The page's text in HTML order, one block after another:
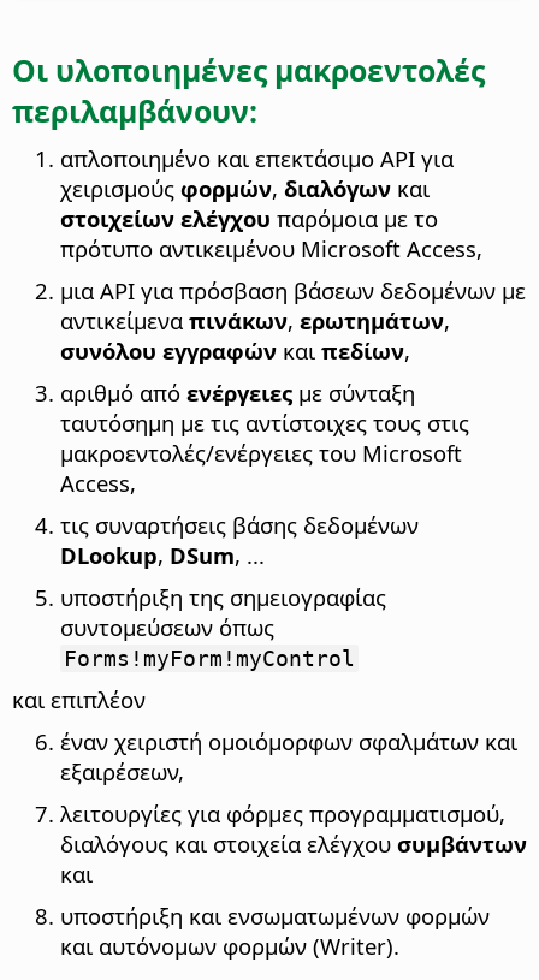
Οι υλοποιημένες μακροεντολές
περιλαμβάνουν:
απλοποιημένο και επεκτάσιμο API για
χειρισμούς φορμών, διαλόγων και
στοιχείων ελέγχου παρόμοια με το
πρότυπο αντικειμένου Microsoft Access,
μια API για πρόσβαση βάσεων δεδομένων με
αντικείμενα πινάκων, ερωτημάτων,
συνόλου εγγραφών και πεδίων,
αριθμό από ενέργειες με σύνταξη
ταυτόσημη με τις αντίστοιχες τους στις
μακροεντολές/ενέργειες του Microsoft
Access,
τις συναρτήσεις βάσης δεδομένων
DLookup, DSum, ...
υποστήριξη της σημειογραφίας
συντομεύσεων όπως
Forms!myForm!myControl
και επιπλέον
έναν χειριστή ομοιόμορφων σφαλμάτων και
εξαιρέσεων,
λειτουργίες για φόρμες προγραμματισμού,
διαλόγους και στοιχεία ελέγχου συμβάντων
και
υποστήριξη και ενσωματωμένων φορμών
και αυτόνομων φορμών (Writer).